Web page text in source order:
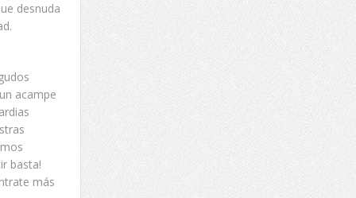
desnuda
acampe
basta!
más